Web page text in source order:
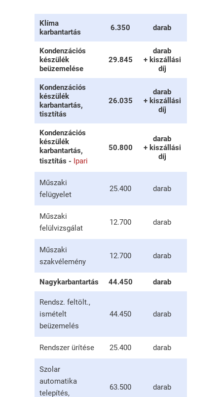
Klíma
karbantartás
6.350 darab
Kondenzációs
készülék
beüzemelése
29.845
darab
+ kiszállási
díj
Kondenzációs
készülék
karbantartás,
tisztítás
26.035
darab
+ kiszállási
díj
Kondenzációs
készülék
karbantartás,
tisztítás - Ipari
50.800
darab
+ kiszállási
díj
Műszaki
felügyelet
25.400 darab
Műszaki
felülvizsgálat
12.700 darab
Műszaki
szakvélemény
12.700 darab
Nagykarbantartás 44.450 darab
Rendsz. feltölt.,
ismételt
beüzemelés
44.450 darab
Rendszer ürítése 25.400 darab
Szolar
automatika
telepítés,
63.500 darab